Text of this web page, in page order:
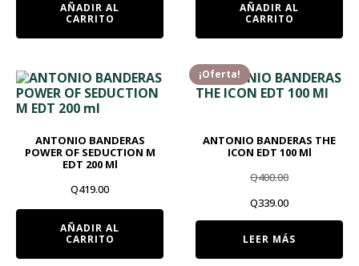
original
Q450.00.
actual
Q419.00.
AÑADIR AL
CARRITO
original actual
AÑADIR AL
CARRITO
ANTONIO BANDERAS
POWER OF SEDUCTION M
EDT 200 Ml
Q419.00
AÑADIR AL
CARRITO
¡Oferta!
ANTONIO BANDERAS THE
ICON EDT 100 Ml
Q400.00
El
Q339.00El
LEER MÁS